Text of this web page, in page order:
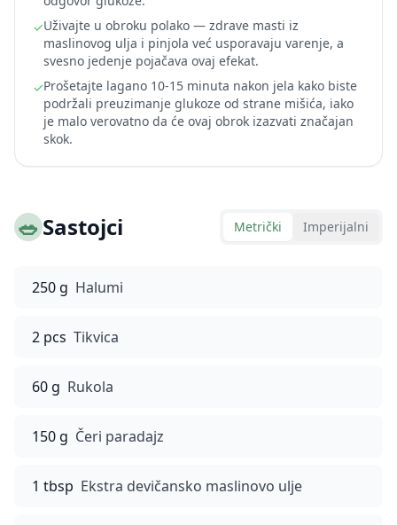
✓Uživajte u obroku polako — zdrave masti iz
maslinovog ulja i pinjola već usporavaju varenje, a
svesno jedenje pojačava ovaj efekat.
✓Prošetajte lagano 10-15 minuta nakon jela kako biste
podržali preuzimanje glukoze od strane mišića, iako
je malo verovatno da će ovaj obrok izazvati značajan
skok.
🥗Sastojci Metrički Imperijalni
250 g Halumi
2 pcs Tikvica
60 g Rukola
150 g Čeri paradajz
1 tbsp Ekstra devičansko maslinovo ulje